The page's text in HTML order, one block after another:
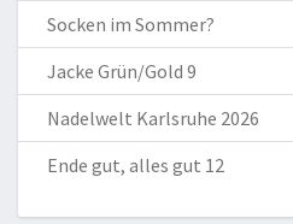
Socken im Sommer?
Jacke Grün/Gold 9
Nadelwelt Karlsruhe 2026
Ende gut, alles gut 12